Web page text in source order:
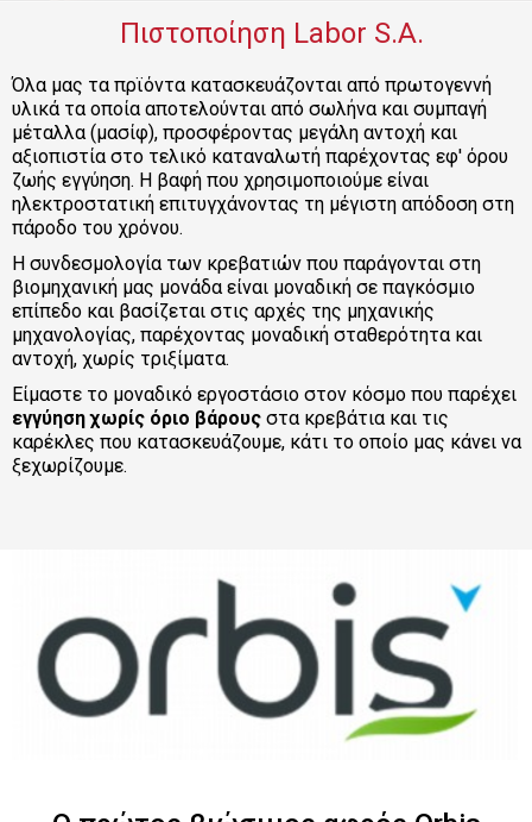
Πιστοποίηση Labor S.A.
Όλα μας τα πρϊόντα κατασκευάζονται από πρωτογεννή
υλικά τα οποία αποτελούνται από σωλήνα και συμπαγή
μέταλλα (μασίφ), προσφέροντας μεγάλη αντοχή και
αξιοπιστία στο τελικό καταναλωτή παρέχοντας εφ' όρου
ζωής εγγύηση. Η βαφή που χρησιμοποιούμε είναι
ηλεκτροστατική επιτυγχάνοντας τη μέγιστη απόδοση στη
πάροδο του χρόνου.
Η συνδεσμολογία των κρεβατιών που παράγονται στη
βιομηχανική μας μονάδα είναι μοναδική σε παγκόσμιο
επίπεδο και βασίζεται στις αρχές της μηχανικής
μηχανολογίας, παρέχοντας μοναδική σταθερότητα και
αντοχή, χωρίς τριξίματα.
εγγύηση χωρίς όριο βάρους στα κρεβάτια και τις
καρέκλες που κατασκευάζουμε, κάτι το οποίο μας κάνει να
ξεχωρίζουμε.